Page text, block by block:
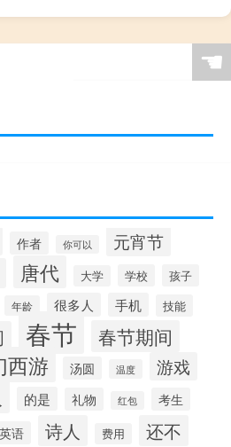
☚
作者 你可以 元宵节
唐代 大学 学校 孩子
年龄 很多人 手机 技能
春节 春节期间
西游 汤圆 温度 游戏
的是 礼物 红包 考生
英语 诗人 费用 还不